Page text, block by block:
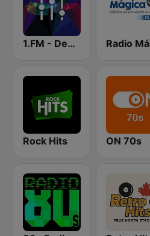
1.FM - Deep House
Rock Hits ON 70s